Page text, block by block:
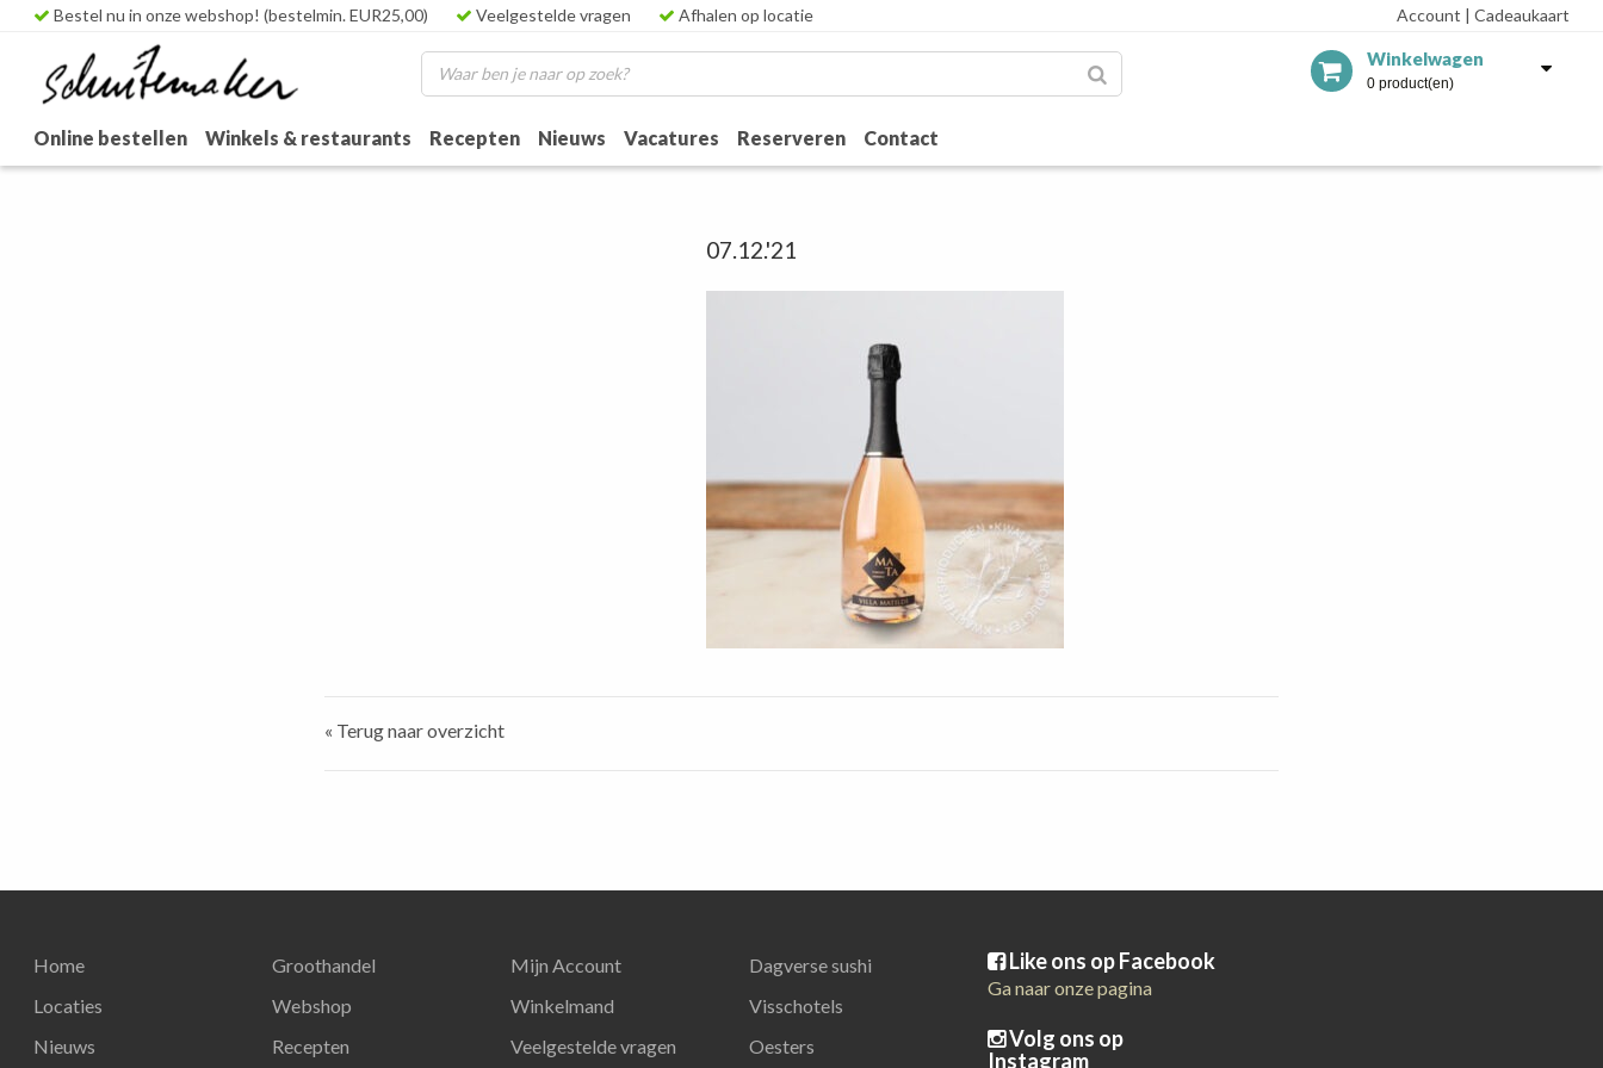
Bestel nu in onze webshop! (bestelmin. EUR25,00) Veelgestelde vragen Afhalen op locatie Account | Cadeaukaart
Winkelwagen
0 product(en)
Online bestellen Winkels & restaurants Recepten Nieuws Vacatures Reserveren Contact
07.12.'21
« Terug naar overzicht
Home
Locaties
Nieuws
Groothandel
Webshop
Recepten
Mijn Account
Winkelmand
Veelgestelde vragen
Dagverse sushi
Visschotels
Oesters
Like ons op Facebook
Ga naar onze pagina
Volg ons op
Instagram